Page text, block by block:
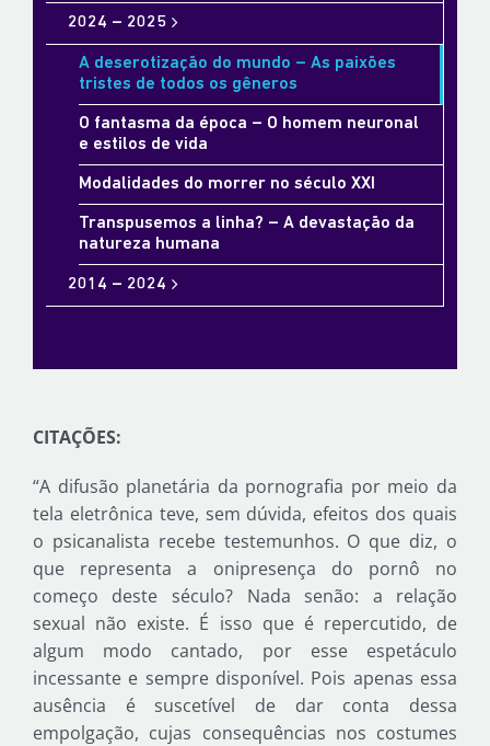
CITAÇÕES:
“A difusão planetária da pornografia por meio da
tela eletrônica teve, sem dúvida, efeitos dos quais
o psicanalista recebe testemunhos. O que diz, o
que representa a onipresença do pornô no
começo deste século? Nada senão: a relação
sexual não existe. É isso que é repercutido, de
algum modo cantado, por esse espetáculo
incessante e sempre disponível. Pois apenas essa
ausência é suscetível de dar conta dessa
empolgação, cujas consequências nos costumes
2024 – 2025
A deserotização do mundo – As paixões
tristes de todos os gêneros
O fantasma da época – O homem neuronal
e estilos de vida
Modalidades do morrer no século XXI
Transpusemos a linha? – A devastação da
natureza humana
2014 – 2024